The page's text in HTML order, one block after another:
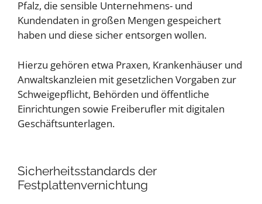
Pfalz, die sensible Unternehmens- und
Kundendaten in großen Mengen gespeichert
haben und diese sicher entsorgen wollen.
Hierzu gehören etwa Praxen, Krankenhäuser und
Anwaltskanzleien mit gesetzlichen Vorgaben zur
Schweigepflicht, Behörden und öffentliche
Einrichtungen sowie Freiberufler mit digitalen
Geschäftsunterlagen.
Sicherheitsstandards der
Festplattenvernichtung